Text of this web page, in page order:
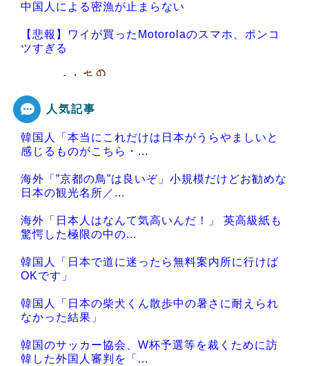
中国人による密漁が止まらない
【悲報】ワイが買ったMotorolaのスマホ、ポンコ
ツすぎる
Powered by livedoor 相互RSS
人気記事
韓国人「本当にこれだけは日本がうらやましいと
感じるものがこちら・...
海外「”京都の鳥”は良いぞ」小規模だけどお勧めな
日本の観光名所／...
海外「日本人はなんて気高いんだ！」 英高級紙も
驚愕した極限の中の...
韓国人「日本で道に迷ったら無料案内所に行けば
OKです」
韓国人「日本の柴犬くん散歩中の暑さに耐えられ
なかった結果」
韓国のサッカー協会、W杯予選等を裁くために訪
韓した外国人審判を「...